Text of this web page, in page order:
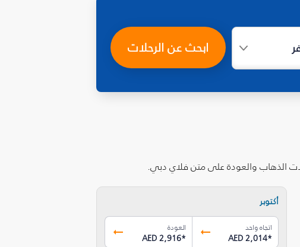
ابحث عن الرحلات
الذهاب والعودة على متن فلاي دبي.
أكتوبر
اتجاه واحد
AED 2,014*
العودة
AED 2,916*